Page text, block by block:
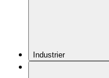
Industrier